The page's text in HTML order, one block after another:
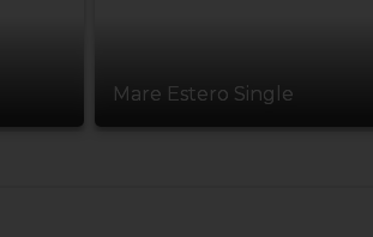
Mare Estero Single